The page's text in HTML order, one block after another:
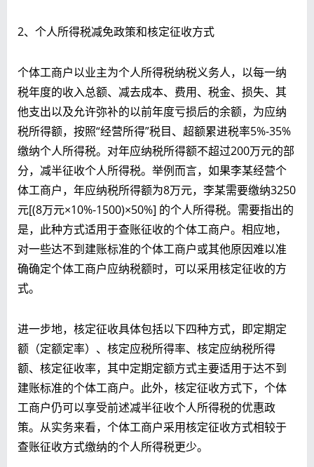
2、个人所得税减免政策和核定征收方式
个体工商户以业主为个人所得税纳税义务人，以每一纳
税年度的收入总额、减去成本、费用、税金、损失、其
他支出以及允许弥补的以前年度亏损后的余额，为应纳
税所得额，按照“经营所得”税目、超额累进税率5%-35%
缴纳个人所得税。对年应纳税所得额不超过200万元的部
分，减半征收个人所得税。举例而言，如果李某经营个
体工商户，年应纳税所得额为8万元，李某需要缴纳3250
元[(8万元×10%-1500)×50%] 的个人所得税。需要指出的
是，此种方式适用于查账征收的个体工商户。相应地，
对一些达不到建账标准的个体工商户或其他原因难以准
确确定个体工商户应纳税额时，可以采用核定征收的方
式。
进一步地，核定征收具体包括以下四种方式，即定期定
额（定额定率）、核定应税所得率、核定应纳税所得
额、核定征收率，其中定期定额方式主要适用于达不到
建账标准的个体工商户。此外，核定征收方式下，个体
工商户仍可以享受前述减半征收个人所得税的优惠政
策。从实务来看，个体工商户采用核定征收方式相较于
查账征收方式缴纳的个人所得税更少。